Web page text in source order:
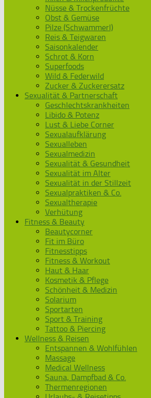
Nüsse & Trockenfrüchte
Obst & Gemüse
Pilze (Schwammerl)
Reis & Teigwaren
Saisonkalender
Schrot & Korn
Superfoods
Wild & Federwild
Zucker & Zuckerersatz
Sexualität & Partnerschaft
Geschlechtskrankheiten
Libido & Potenz
Lust & Liebe Corner
Sexualaufklärung
Sexualleben
Sexualmedizin
Sexualität & Gesundheit
Sexualität im Alter
Sexualität in der Stillzeit
Sexualpraktiken & Co.
Sexualtherapie
Verhütung
Fitness & Beauty
Beautycorner
Fit im Büro
Fitnesstipps
Fitness & Workout
Haut & Haar
Kosmetik & Pflege
Schönheit & Medizin
Solarium
Sportarten
Sport & Training
Tattoo & Piercing
Wellness & Reisen
Entspannen & Wohlfühlen
Massage
Medical Wellness
Sauna, Dampfbad & Co.
Thermenregionen